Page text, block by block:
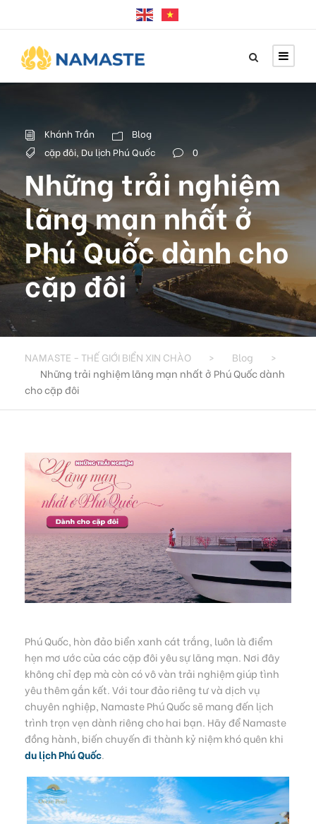
Khánh Trần
Blog
cặp đôi Du lịch Phú Quốc 0
Những trải nghiệm
lãng mạn nhất ở
Phú Quốc dành cho
cặp đôi
NAMASTE - THẾ GIỚI BIỂN XIN CHÀO > Blog
>
Những trải nghiệm lãng mạn nhất ở Phú Quốc dành
cho cặp đôi
Phú Quốc, hòn đảo biển xanh cát trắng, luôn là điểm
hẹn mơ ước của các cặp đôi yêu sự lãng mạn. Nơi đây
không chỉ đẹp mà còn có vô vàn trải nghiệm giúp tình
yêu thêm gắn kết. Với tour đảo riêng tư và dịch vụ
chuyên nghiệp, Namaste Phú Quốc sẽ mang đến lịch
trình trọn vẹn dành riêng cho hai bạn. Hãy để Namaste
đồng hành, biến chuyến đi thành kỷ niệm khó quên khi
du lịch Phú Quốc.